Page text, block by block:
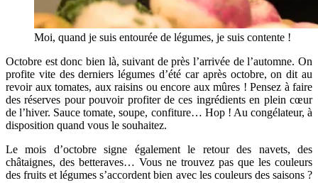
Moi, quand je suis entourée de légumes, je suis contente !
Octobre est donc bien là, suivant de près l’arrivée de l’automne. On
profite vite des derniers légumes d’été car après octobre, on dit au
revoir aux tomates, aux raisins ou encore aux mûres ! Pensez à faire
des réserves pour pouvoir profiter de ces ingrédients en plein cœur
de l’hiver. Sauce tomate, soupe, confiture… Hop ! Au congélateur, à
disposition quand vous le souhaitez.
Le mois d’octobre signe également le retour des navets, des
châtaignes, des betteraves… Vous ne trouvez pas que les couleurs
des fruits et légumes s’accordent bien avec les couleurs des saisons ?